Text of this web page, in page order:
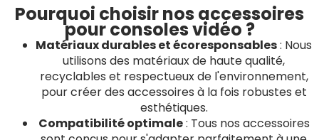
Pourquoi choisir nos accessoires
pour consoles vidéo ?
Matériaux durables et écoresponsables: Nous
utilisons des matériaux de haute qualité,
recyclables et respectueux de l'environnement,
pour créer des accessoires à la fois robustes et
esthétiques.
Compatibilité optimale: Tous nos accessoires